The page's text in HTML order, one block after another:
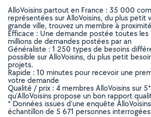
AlloVoisins partout en France : 35 000
représentées sur AlloVoisins, du plus petit
grande ville, trouvez un membre à
Efficace : Une demande postée toutes les
millions de demandes postées par an
Généraliste : 1 250 types de besoins
possible sur AlloVoisins, du plus petit
projets.
Rapide : 10 minutes pour recevoir une
votre demande
Qualité / prix : 4 membres AlloVoisins sur
qu’AlloVoisins propose un bon rapport
* Données issues d’une enquête
échantillon de 5 671 personnes